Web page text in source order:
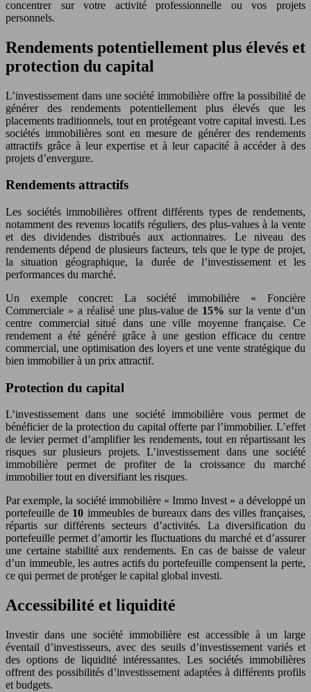
concentrer sur votre activité professionnelle ou vos projets
personnels.
Rendements potentiellement plus élevés et
protection du capital
L’investissement dans une société immobilière offre la possibilité de
générer des rendements potentiellement plus élevés que les
placements traditionnels, tout en protégeant votre capital investi. Les
sociétés immobilières sont en mesure de générer des rendements
attractifs grâce à leur expertise et à leur capacité à accéder à des
projets d’envergure.
Rendements attractifs
Les sociétés immobilières offrent différents types de rendements,
notamment des revenus locatifs réguliers, des plus-values à la vente
et des dividendes distribués aux actionnaires. Le niveau des
rendements dépend de plusieurs facteurs, tels que le type de projet,
la situation géographique, la durée de l’investissement et les
performances du marché.
Un exemple concret: La société immobilière « Foncière
Commerciale » a réalisé une plus-value de 15%sur la vente d’un
centre commercial situé dans une ville moyenne française. Ce
rendement a été généré grâce à une gestion efficace du centre
commercial, une optimisation des loyers et une vente stratégique du
bien immobilier à un prix attractif.
Protection du capital
L’investissement dans une société immobilière vous permet de
bénéficier de la protection du capital offerte par l’immobilier. L’effet
de levier permet d’amplifier les rendements, tout en répartissant les
risques sur plusieurs projets. L’investissement dans une société
immobilière permet de profiter de la croissance du marché
immobilier tout en diversifiant les risques.
Par exemple, la société immobilière « Immo Invest » a développé un
portefeuille de 10 immeubles de bureaux dans des villes françaises,
répartis sur différents secteurs d’activités. La diversification du
portefeuille permet d’amortir les fluctuations du marché et d’assurer
une certaine stabilité aux rendements. En cas de baisse de valeur
d’un immeuble, les autres actifs du portefeuille compensent la perte,
ce qui permet de protéger le capital global investi.
Accessibilité et liquidité
Investir dans une société immobilière est accessible à un large
éventail d’investisseurs, avec des seuils d’investissement variés et
des options de liquidité intéressantes. Les sociétés immobilières
offrent des possibilités d’investissement adaptées à différents profils
et budgets.